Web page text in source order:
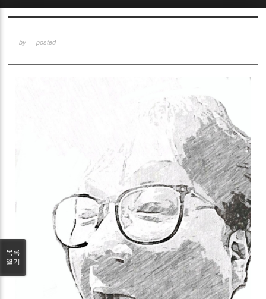
by posted
목록
열기
Sketchbook5, 스케치북5
Sketchbook5, 스케치북5